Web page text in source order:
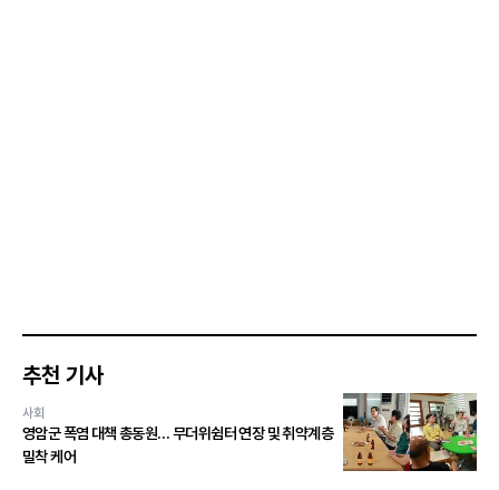
추천 기사
사회
영암군 폭염 대책 총동원… 무더위쉼터 연장 및 취약계층
밀착 케어